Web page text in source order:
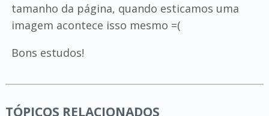
tamanho da página, quando esticamos uma
imagem acontece isso mesmo =(
Bons estudos!
TÓPICOS RELACIONADOS